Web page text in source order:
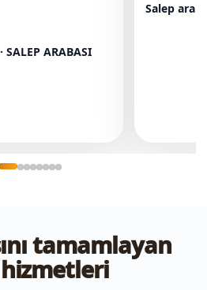
ARABASI
Salep
tamamlayan